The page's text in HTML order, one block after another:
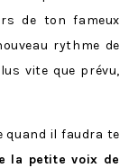
de ton fameux
rythme de
vite que prévu,
quand il faudra te
la petite voix de